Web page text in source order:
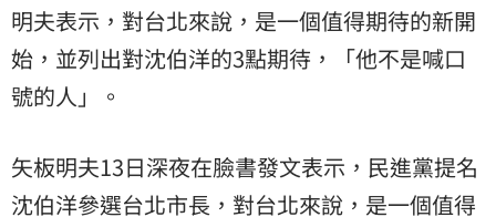
明夫表示，對台北來說，是一個值得期待的新開
始，並列出對沈伯洋的3點期待，「他不是喊口
號的人」。
矢板明夫13日深夜在臉書發文表示，民進黨提名
沈伯洋參選台北市長，對台北來說，是一個值得